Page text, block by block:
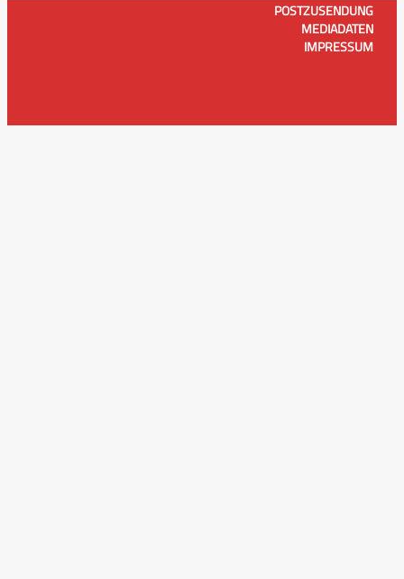
POSTZUSENDUNG
MEDIADATEN
IMPRESSUM